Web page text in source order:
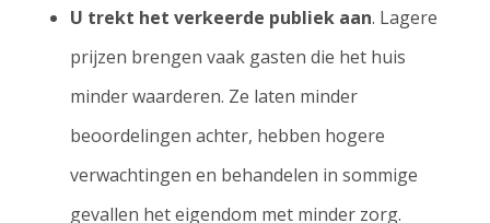
U trekt het verkeerde publiek aan. Lagere
prijzen brengen vaak gasten die het huis
minder waarderen. Ze laten minder
beoordelingen achter, hebben hogere
verwachtingen en behandelen in sommige
gevallen het eigendom met minder zorg.